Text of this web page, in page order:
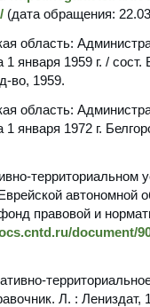
(дата обращения:
область:
1 января 1959 г. /
во, 1959.
область:
января 1972 г.
территориальном
автономной
правовой и
document/
Л. : Лениздат,